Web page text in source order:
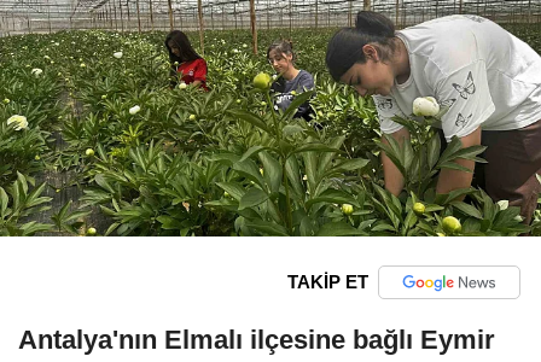
TAKİP ET
Antalya'nın Elmalı ilçesine bağlı Eymir